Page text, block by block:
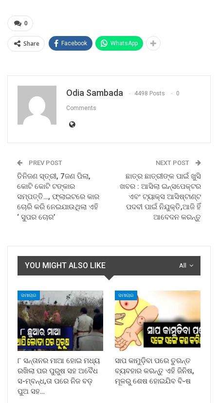
0
Share Facebook WhatsApp
Odia Sambada 4498 Posts 0
Comments
PREV POST
ତିନିଜଣ ସ୍ତ୍ରୀ, 7ଜଣ ପିଲା,
କୋଟି କୋଟି ଟଙ୍କାର
ସମ୍ପତ୍ତି…, ଫ୍ଲାଇଟରେ କାର
ଚୋରି କରି ନେଇଯାଉଥିଲା ଏହି
‘ ସୁପର ଚୋର’
NEXT POST
ଛାତ୍ର ଛାତ୍ରୀଙ୍କ ପାଇଁ ଖୁସି
ଖବର : ଆସିଲା ଇନ୍ସପେକ୍ଟର
ଏବଂ ଟ୍ୟାକ୍ସ ଆସିଷ୍ଟାଣ୍ଟ
ପଦବୀ ପାଇଁ ନିଯୁକ୍ତି,ଆଜି ହିଁ
ଆବେଦନ କରନ୍ତୁ
All
YOU MIGHT ALSO LIKE
ସମାଚାର
୮ ସନ୍ତାନର ମାଆ ହୋଇ ମଧ୍ୟ
ରଖିଲା ପର ପୁରୁଷ ସହ ଅବୈଧ
ସ-ମ୍ବନ୍ଧ,ତା ପରେ ନିଜ ବଡ଼
ପୁଅ ସହ…
ସମାଚାର
ସାପ କାମୁଡ଼ିବା ପରେ ତୁରନ୍ତ
ବ୍ୟବହାର କରନ୍ତୁ ଏହି ଜିନିଷ,
ମୂଳରୁ ଶେଷ ହୋଇଯିବ ବି-ଷ